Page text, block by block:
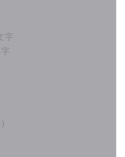
域：
意力不集中
复修正
件无法克服
字